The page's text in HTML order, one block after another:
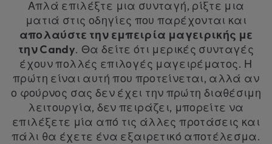
Απλά επιλέξτε μια συνταγή, ρίξτε μια
ματιά στις οδηγίες που παρέχονται και
απολαύστε την εμπειρία μαγειρικής με
την Candy. Θα δείτε ότι μερικές συνταγές
έχουν πολλές επιλογές μαγειρέματος. Η
πρώτη είναι αυτή που προτείνεται, αλλά αν
ο φούρνος σας δεν έχει την πρώτη διαθέσιμη
λειτουργία, δεν πειράζει, μπορείτε να
επιλέξετε μία από τις άλλες προτάσεις και
πάλι θα έχετε ένα εξαιρετικό αποτέλεσμα.